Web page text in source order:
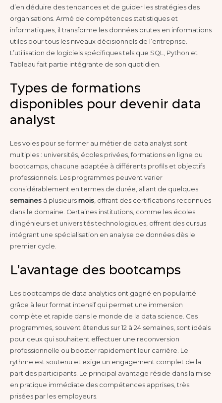
d’en déduire des tendances et de guider les stratégies des
organisations. Armé de compétences statistiques et
informatiques, il transforme les données brutes en informations
utiles pour tous les niveaux décisionnels de l’entreprise.
L’utilisation de logiciels spécifiques tels que SQL, Python et
Tableau fait partie intégrante de son quotidien.
Types de formations
disponibles pour devenir data
analyst
Les voies pour se former au métier de data analyst sont
multiples : universités, écoles privées, formations en ligne ou
bootcamps, chacune adaptée à différents profils et objectifs
professionnels. Les programmes peuvent varier
considérablement en termes de durée, allant de quelques
semaines à plusieurs mois , offrant des certifications reconnues
dans le domaine. Certaines institutions, comme les écoles
d’ingénieurs et universités technologiques, offrent des cursus
intégrant une spécialisation en analyse de données dès le
premier cycle.
L’avantage des bootcamps
Les bootcamps de data analytics ont gagné en popularité
grâce à leur format intensif qui permet une immersion
complète et rapide dans le monde de la data science. Ces
programmes, souvent étendus sur 12 à 24 semaines, sont idéals
pour ceux qui souhaitent effectuer une reconversion
professionnelle ou booster rapidement leur carrière. Le
rythme est soutenu et exige un engagement complet de la
part des participants. Le principal avantage réside dans la mise
en pratique immédiate des compétences apprises, très
prisées par les employeurs.